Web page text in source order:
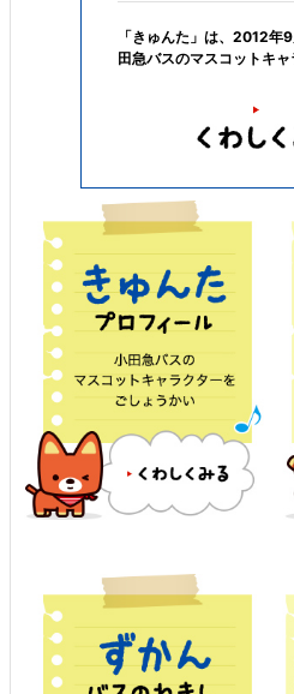
「きゅんた」は、2012年
田急バスのマスコットキャ